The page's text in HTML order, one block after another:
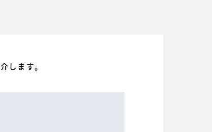
します。